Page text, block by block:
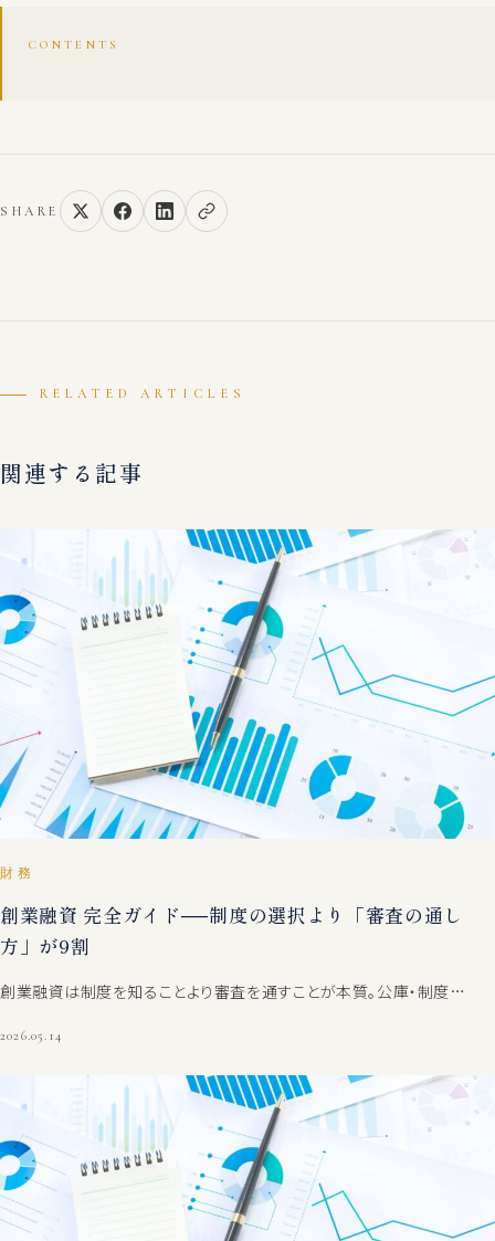
CONTENTS
SHARE
RELATED ARTICLES
関連する記事
財務
創業融資 完全ガイド──制度の選択より「審査の通し
方」が9割
創業融資は制度を知ることより審査を通すことが本質。公庫・制度…
2026.05.14